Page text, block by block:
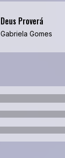
Deus Proverá
Gabriela Gomes